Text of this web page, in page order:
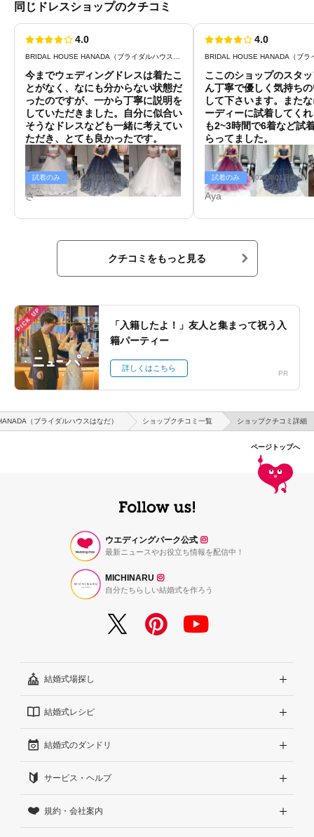
同じドレスショップのクチコミ
4.0
今までウェディングドレスは着たこ
とがなく、なにも分からない状態だ
ったのですが、一から丁寧に説明を
していただきました。自分に似合い
そうなドレスなども一緒に考えてい
ただき、とても良かったです。
試着のみ 2024年10月投稿
さー
4.0
ここのショップのスタ
ん丁寧で優しく気持ち
して下さいます。また
ーディーに試着してく
も2~3時間で6着など試
らってました。
試着のみ 2024年01月投稿
Aya
クチコミをもっと見る
PICK UP
PR
「入籍したよ！」友人と集まって祝う入
籍パーティー
詳しくはこちら
（ブライダルハウスはなだ） ショップクチコミ一覧 ショップクチコミ詳細
ページトップへ
ウエディングパーク公式
最新ニュースやお役立ち情報を配信中！
MICHINARU
自分たちらしい結婚式を作ろう
結婚式場探し
エリアから探す
こだわりから探す
雰囲気から探す
見積りから探す
結婚式レシピ
結婚式準備レポート『ハナレポ』
結婚式当日の動画『ムビレポ』
結婚式のダンドリ
結婚準備ガイド
Wedding Park Magazine
サービス・ヘルプ
サイトコンセプト
規約・会社案内